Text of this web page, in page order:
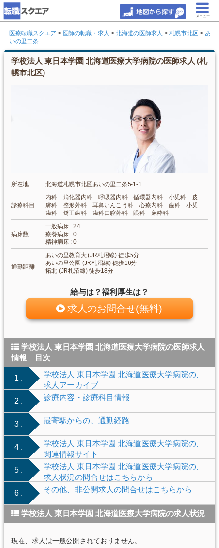
メニュー
医療転職スクエア > 医師の転職・求人 > 北海道の医師求人 > 札幌市北区 > あ
いの里二条
学校法人 東日本学園 北海道医療大学病院の医師求人 (札
幌市北区)
所在地 北海道札幌市北区あいの里二条5-1-1
診療科目
内科 消化器内科 呼吸器内科 循環器内科 小児科 皮
膚科 整形外科 耳鼻いんこう科 心療内科 歯科 小児
歯科 矯正歯科 歯科口腔外科 眼科 麻酔科
病床数
一般病床 : 24
療養病床 : 0
精神病床 : 0
通勤距離
あいの里教育大 (JR札沼線) 徒歩5分
あいの里公園 (JR札沼線) 徒歩16分
拓北 (JR札沼線) 徒歩18分
給与は？福利厚生は？
求人のお問合せ(無料)
学校法人 東日本学園 北海道医療大学病院の医師求人
情報 目次
1 .
学校法人 東日本学園 北海道医療大学病院の、
求人アーカイブ
2 .
診療内容・診療科目情報
3 . 最寄駅からの、通勤経路
4 .
学校法人 東日本学園 北海道医療大学病院の、
関連情報サイト
5 .
学校法人 東日本学園 北海道医療大学病院の、
求人状況の問合せはこちらから
6 .
その他、非公開求人の問合せはこちらから
学校法人 東日本学園 北海道医療大学病院の求人状況
現在、求人は一般公開されておりません。